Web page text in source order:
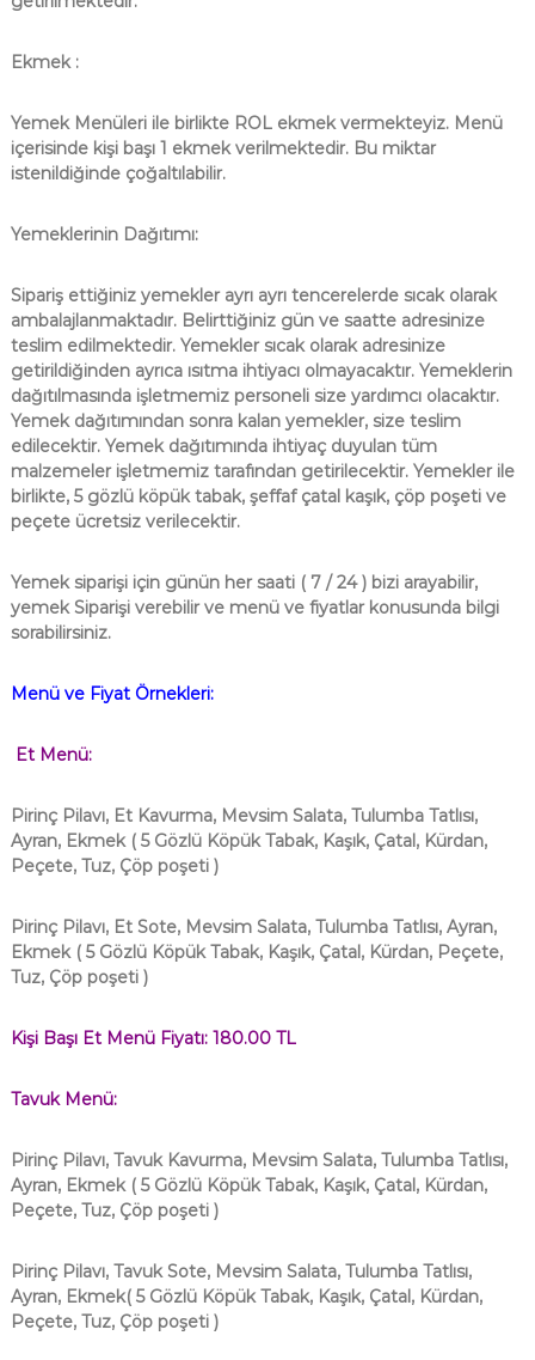
Ekmek :
Yemek Menüleri ile birlikte ROL ekmek vermekteyiz. Menü
içerisinde kişi başı 1 ekmek verilmektedir. Bu miktar
istenildiğinde çoğaltılabilir.
Yemeklerinin Dağıtımı:
Sipariş ettiğiniz yemekler ayrı ayrı tencerelerde sıcak olarak
ambalajlanmaktadır. Belirttiğiniz gün ve saatte adresinize
teslim edilmektedir. Yemekler sıcak olarak adresinize
getirildiğinden ayrıca ısıtma ihtiyacı olmayacaktır. Yemeklerin
dağıtılmasında işletmemiz personeli size yardımcı olacaktır.
Yemek dağıtımından sonra kalan yemekler, size teslim
edilecektir. Yemek dağıtımında ihtiyaç duyulan tüm
malzemeler işletmemiz tarafından getirilecektir. Yemekler ile
birlikte, 5 gözlü köpük tabak, şeffaf çatal kaşık, çöp poşeti ve
peçete ücretsiz verilecektir.
Yemek siparişi için günün her saati ( 7 / 24 ) bizi arayabilir,
yemek Siparişi verebilir ve menü ve fiyatlar konusunda bilgi
sorabilirsiniz.
Menü ve Fiyat Örnekleri:
Et Menü:
Pirinç Pilavı, Et Kavurma, Mevsim Salata, Tulumba Tatlısı,
Ayran, Ekmek ( 5 Gözlü Köpük Tabak, Kaşık, Çatal, Kürdan,
Peçete, Tuz, Çöp poşeti )
Pirinç Pilavı, Et Sote, Mevsim Salata, Tulumba Tatlısı, Ayran,
Ekmek ( 5 Gözlü Köpük Tabak, Kaşık, Çatal, Kürdan, Peçete,
Tuz, Çöp poşeti )
Kişi Başı Et Menü Fiyatı: 180.00 TL
Tavuk Menü:
Pirinç Pilavı, Tavuk Kavurma, Mevsim Salata, Tulumba Tatlısı,
Ayran, Ekmek ( 5 Gözlü Köpük Tabak, Kaşık, Çatal, Kürdan,
Peçete, Tuz, Çöp poşeti )
Pirinç Pilavı, Tavuk Sote, Mevsim Salata, Tulumba Tatlısı,
Ayran, Ekmek( 5 Gözlü Köpük Tabak, Kaşık, Çatal, Kürdan,
Peçete, Tuz, Çöp poşeti )